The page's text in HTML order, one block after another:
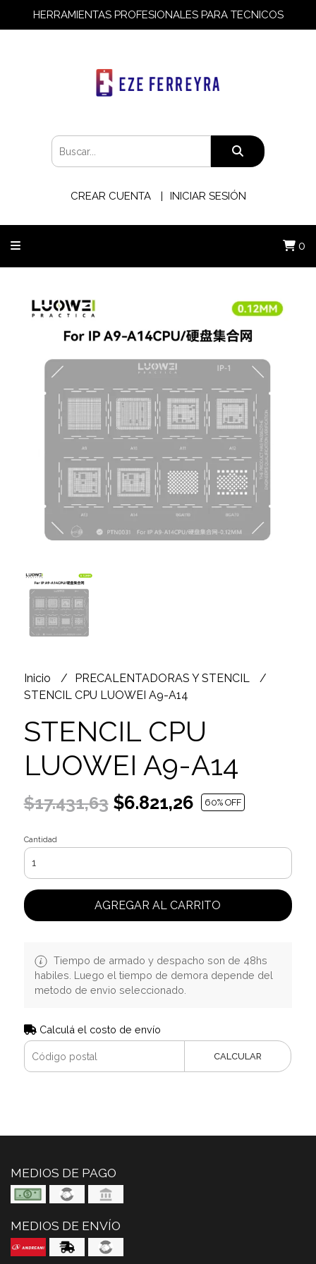
HERRAMIENTAS PROFESIONALES PARA TECNICOS
CREAR CUENTA INICIAR SESIÓN
0
Inicio
PRECALENTADORAS Y STENCIL
STENCIL CPU LUOWEI A9-A14
STENCIL CPU
LUOWEI A9-A14
$17.431,63$6.821,26 60% OFF
Cantidad
AGREGAR AL CARRITO
Tiempo de armado y despacho son de 48hs
habiles. Luego el tiempo de demora depende del
metodo de envio seleccionado.
Calculá el costo de envío
CALCULAR
MEDIOS DE PAGO
MEDIOS DE ENVÍO